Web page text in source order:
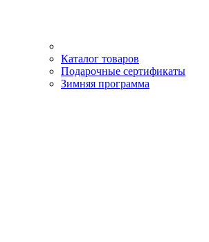
Каталог товаров
Подарочные сертификаты
Зимняя программа